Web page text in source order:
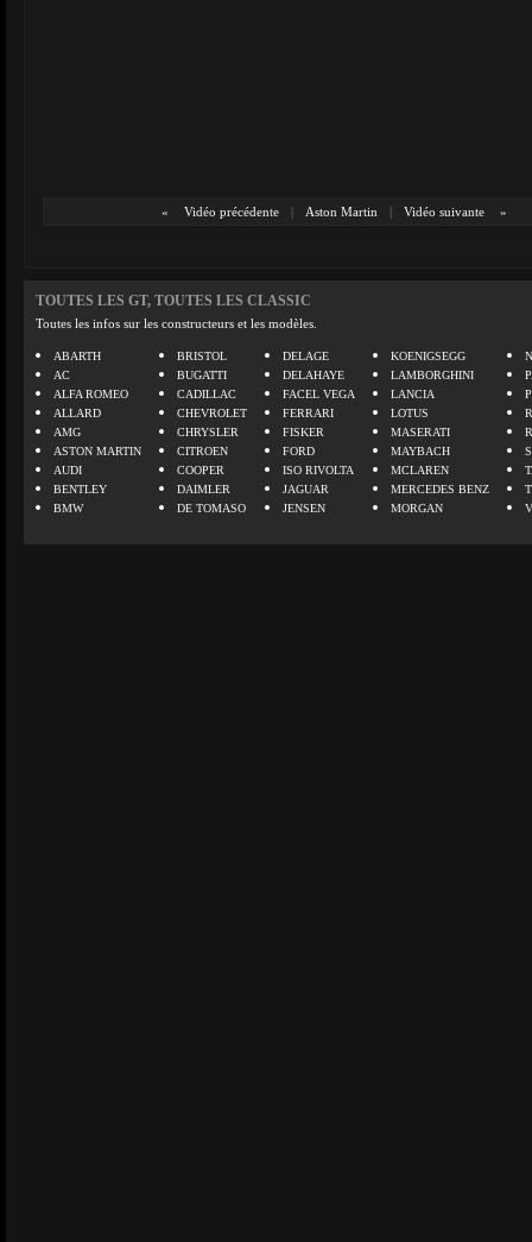
« Vidéo précédente | Aston Martin | Vidéo suivante »
TOUTES LES GT, TOUTES LES CLASSIC
Toutes les infos sur les constructeurs et les modèles.
ABARTH
AC
ALFA ROMEO
ALLARD
AMG
ASTON MARTIN
AUDI
BENTLEY
BMW
BRISTOL
BUGATTI
CADILLAC
CHEVROLET
CHRYSLER
CITROEN
COOPER
DAIMLER
DE TOMASO
DELAGE
DELAHAYE
FACEL VEGA
FERRARI
FISKER
FORD
ISO RIVOLTA
JAGUAR
JENSEN
KOENIGSEGG
LAMBORGHINI
LANCIA
LOTUS
MASERATI
MAYBACH
MCLAREN
MERCEDES BENZ
MORGAN